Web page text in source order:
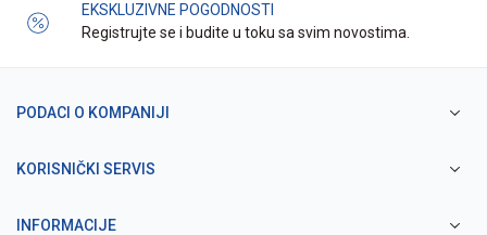
EKSKLUZIVNE POGODNOSTI
Registrujte se i budite u toku sa svim novostima.
PODACI O KOMPANIJI
KORISNIČKI SERVIS
INFORMACIJE